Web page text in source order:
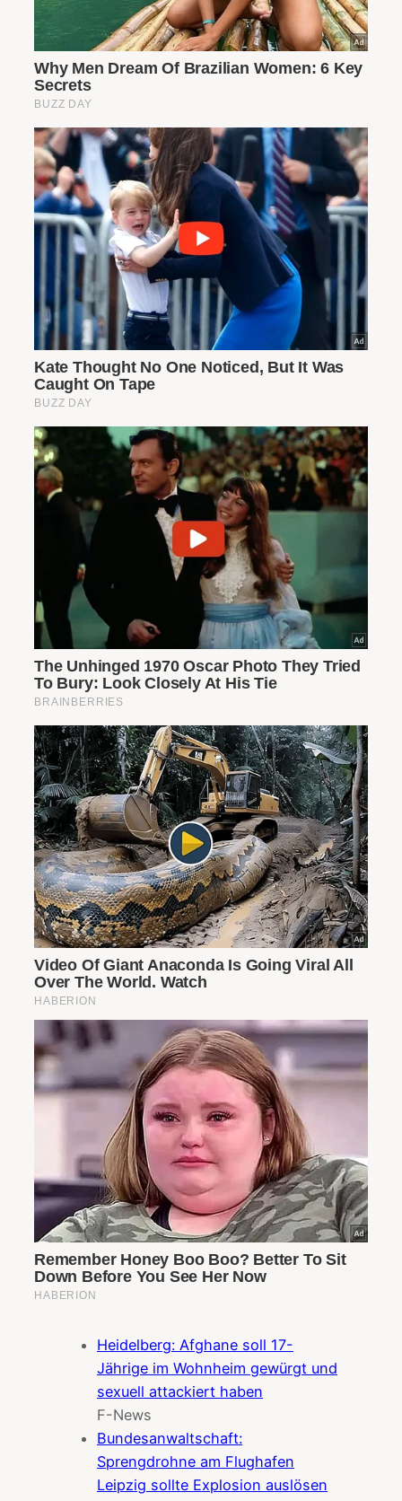
Heidelberg: Afghane soll 17-
Jährige im Wohnheim gewürgt und
sexuell attackiert haben
F-News
Bundesanwaltschaft:
Sprengdrohne am Flughafen
Leipzig sollte Explosion auslösen